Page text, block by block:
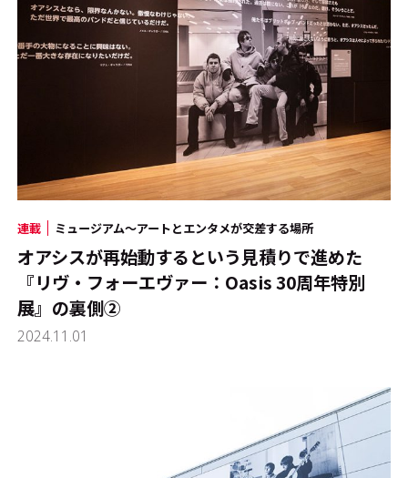
連載 ミュージアム～アートとエンタメが交差する場所
オアシスが再始動するという見積りで進めた
『リヴ・フォーエヴァー：Oasis 30周年特別
展』の裏側➁
2024.11.01